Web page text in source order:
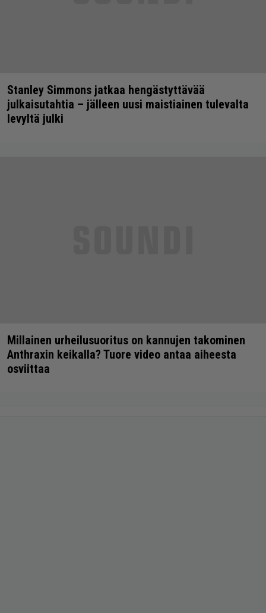
Stanley Simmons jatkaa hengästyttävää
julkaisutahtia – jälleen uusi maistiainen tulevalta
levyltä julki
Millainen urheilusuoritus on kannujen takominen
Anthraxin keikalla? Tuore video antaa aiheesta
osviittaa